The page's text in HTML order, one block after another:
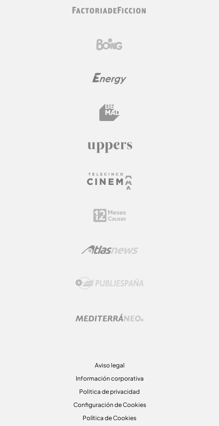
Aviso legal
Información corporativa
Politica de privacidad
Configuración de Cookies
Política de Cookies